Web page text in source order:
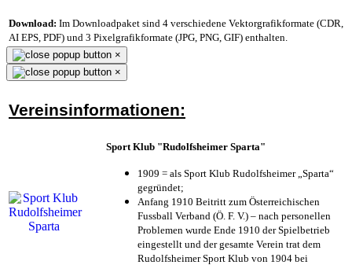
Download: Im Downloadpaket sind 4 verschiedene Vektorgrafikformate (CDR,
AI EPS, PDF) und 3 Pixelgrafikformate (JPG, PNG, GIF) enthalten.
×
×
Vereinsinformationen:
Sport Klub "Rudolfsheimer Sparta"
1909 = als Sport Klub Rudolfsheimer „Sparta“
gegründet;
Anfang 1910 Beitritt zum Österreichischen
Fussball Verband (Ö. F. V.) – nach personellen
Problemen wurde Ende 1910 der Spielbetrieb
eingestellt und der gesamte Verein trat dem
Rudolfsheimer Sport Klub von 1904 bei